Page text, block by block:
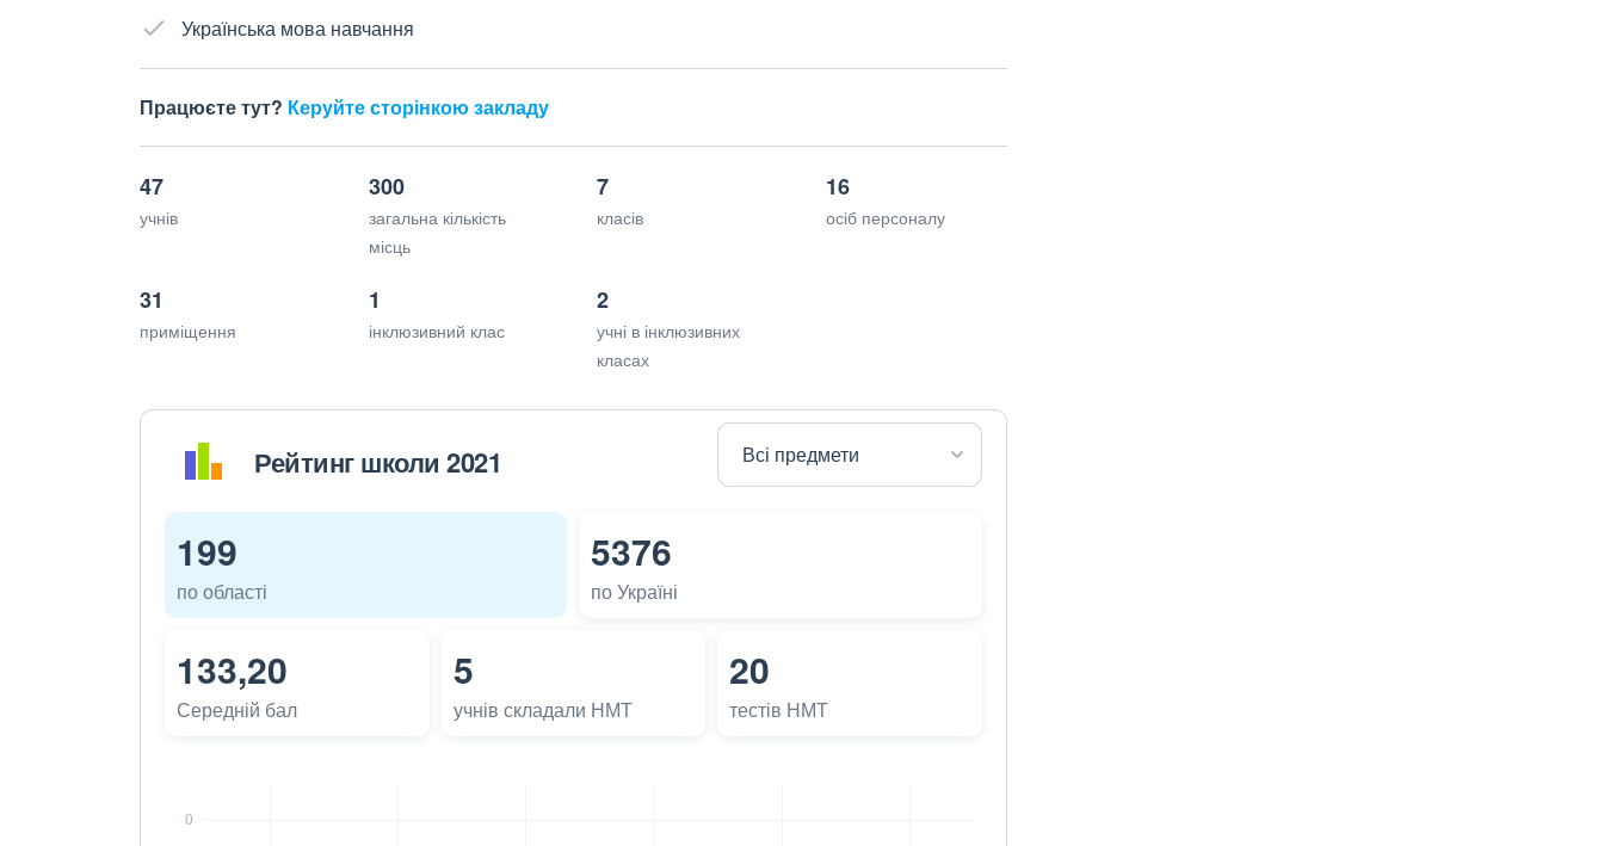
Українська мова навчання
Працюєте тут? Керуйте сторінкою закладу
47
учнів
300
загальна кількість
місць
7
класів
16
осіб персоналу
31
приміщення
1
інклюзивний клас
2
учні в інклюзивних
класах
Рейтинг школи 2021
199
по області
5376
по Україні
133,20
Середній бал
5
учнів складали НМТ
20
тестів НМТ